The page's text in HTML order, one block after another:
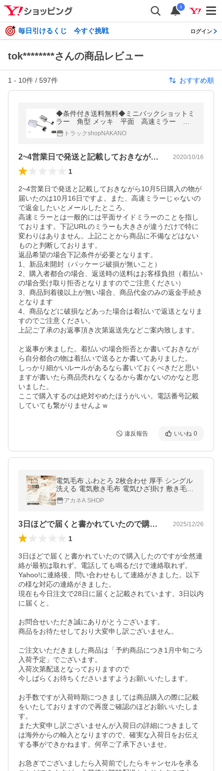
i
毎日引けるくじ 今すぐ挑戦 ログイン
tok********さんの商品レビュー
1 - 10件 / 597件 おすすめ順
◆条件付き送料無料◆ミニバックショットミ
ラー 角型 メッキ 平面 高速ミラー サ
イドミラー
トラックshopNAKANO
2~4営業日で発送と記載しておきながら… 2020/10/16
1
2~4営業日で発送と記載しておきながら10月5日購入の物が
届いたのは10月16日ですよ。また、高速ミラーじゃないの
で返金したいとメールしたところ、
高速ミラーとは一般的には平面サイドミラーのことを指し
ております。下記URLのミラーも大きさが違うだけで特に
変わりはありません。上記ことから商品に不備などはない
ものと判断しております。
返品希望の場合下記条件が必要となります。
1、新品未開封（パッケージ破損が無いこと）
2、購入者都合の場合、返送時の送料はお客様負担（着払い
の場合受け取り拒否となりますのでご注意ください）
3、商品到着後以上が無い場合、商品代金のみの返金手続き
となります
4、商品などに破損などあった場合は着払いで返送となりま
すのでご注意ください。
上記ご了承のお返事頂き次第返送先などご案内致します。
と返事が来ました。着払いの場合拒否とか書いておきなが
ら自分都合の物は着払いで送るとか書いてありました。
しっかり細かいルールがあるなら書いておくべきだと思い
ますが書いたら商品売れなくなるから書かないのかなと思
いました。
ここで購入するのは絶対やめたほうがいい。電話番号記載
していても繋がりませんよｗ
違反報告 いいね 0
電気毛布 ふわとろ 2枚合わせ 厚手 シングル
洗える 電気敷き毛布 電気ひざ掛け 敷き毛布
掛け敷き電気毛布 電気掛け毛布 掛け敷き ひ
ざ掛け 電気 丸洗い pse
アカネA SHOP
3日ほどで届くと書かれていたので購入し… 2025/12/26
1
3日ほどで届くと書かれていたので購入したのですが全然連
絡が最初は取れず。電話しても鳴るだけで連絡取れず。
Yahoo!に連絡後、問い合わせもして連絡がきました。以下
の様な対応の連絡がきました。
現在も今日注文で28日に届くと記載されています。3日以内
に届くと。
お問合せいただき誠にありがとうございます。
商品をお待たせしており大変申し訳ございません。
ご注文いただきました商品は「予約商品につき1月中旬ごろ
入荷予定」でございます。
入荷次第配送となっておりますので
今しばらくお待ちくださいますようお願いいたします。
お手数ですが入荷時期につきましては商品購入の際に記載
をいたしておりますので再度ご確認のほどお願いいたしま
す。
また大変申し訳ございませんが入荷日の詳細につきまして
は海外からの輸入となりますので、確実な入荷日をお伝え
する事ができかねます。何卒ご了承下さいませ。
お急ぎでございましたら入荷前でしたらキャンセルを承る